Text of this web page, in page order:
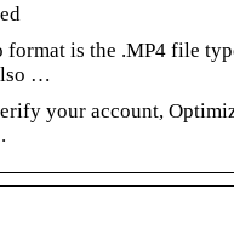
is the .MP4 file
…
your account,